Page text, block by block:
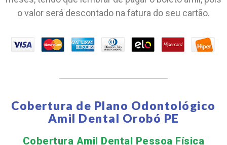
o valor será descontado na fatura do seu cartão.
Cobertura de Plano Odontológico
Amil Dental Orobó PE
Cobertura Amil Dental Pessoa Física​